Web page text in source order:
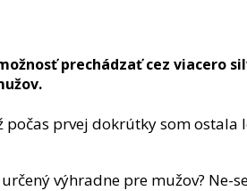
prechádzať cez viacero
prvej dokrútky som
výhradne pre mužov? Ne-